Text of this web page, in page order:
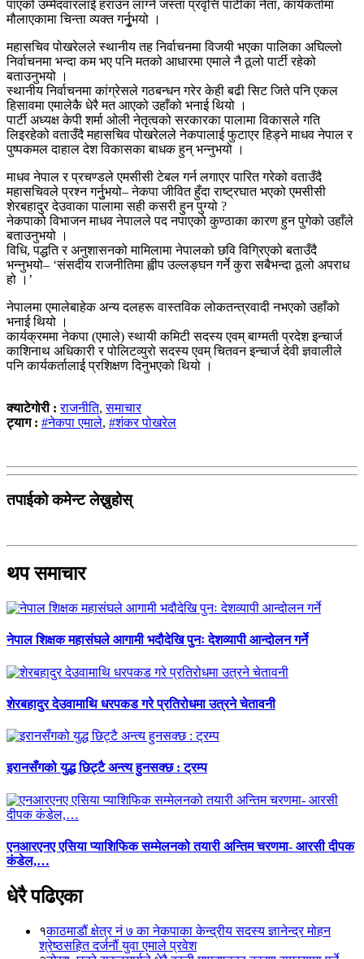
पाएको उम्मेदवारलाई हराउन लाग्ने जस्ता प्रवृत्ति पार्टीका नेता, कार्यकर्तामा
मौलाएकामा चिन्ता व्यक्त गर्नुृभयो ।
महासचिव पोखरेलले स्थानीय तह निर्वाचनमा विजयी भएका पालिका अघिल्लो
निर्वाचनमा भन्दा कम भए पनि मतको आधारमा एमाले नै ठूलो पार्टी रहेको
बताउनुभयो ।
स्थानीय निर्वाचनमा कांग्रेसले गठबन्धन गरेर केही बढी सिट जिते पनि एकल
हिसावमा एमालेकै धेरै मत आएको उहाँको भनाई थियो ।
पार्टी अध्यक्ष केपी शर्मा ओली नेतृत्वको सरकारका पालामा विकासले गति
लिइरहेको वताउँदै महासचिव पोखरेलले नेकपालाई फुटाएर हिड्ने माधव नेपाल र
पुष्पकमल दाहाल देश विकासका बाधक हुन् भन्नुभयो ।
माधव नेपाल र प्रचण्डले एमसीसी टेबल गर्न लगाएर पारित गरेको वताउँदै
महासचिवले प्रश्न गर्नुुभयो– नेकपा जीवित हुँदा राष्ट्रघात भएको एमसीसी
शेरबहादुर देउवाका पालामा सही कसरी हुन पुग्यो ?
नेकपाको विभाजन माधव नेपालले पद नपाएको कुण्ठाका कारण हुन पुगेको उहाँले
बताउनुभयो ।
विधि, पद्धति र अनुशासनको मामिलामा नेपालको छवि विग्रिएको बताउँदै
भन्नुभयो– ‘संसदीय राजनीतिमा ह्वीप उल्लङ्घन गर्ने कुरा सबैभन्दा ठूलो अपराध
हो ।’
नेपालमा एमालेबाहेक अन्य दलहरू वास्तविक लोकतन्त्रवादी नभएको उहाँको
भनाई थियो ।
कार्यक्रममा नेकपा (एमाले) स्थायी कमिटी सदस्य एवम् बाग्मती प्रदेश इन्चार्ज
काशिनाथ अधिकारी र पोलिटव्युरो सदस्य एवम् चितवन इन्चार्ज देवी ज्ञवालीले
पनि कार्यकर्तालाई प्रशिक्षण दिनुभएको थियो ।
क्याटेगोरी :राजनीति,समाचार
ट्याग : #नेकपा एमाले, #शंकर पोखरेल
तपाईको कमेन्ट लेख्नुहोस्
थप समाचार
नेपाल शिक्षक महासंघले आगामी भदौदेखि पुनः देशव्यापी आन्दोलन गर्ने
शेरबहादुर देउवामाथि धरपकड गरे प्रतिरोधमा उत्रने चेतावनी
इरानसँगको युद्ध छिट्टै अन्त्य हुनसक्छ : ट्रम्प
एनआरएनए एसिया प्याशिफिक सम्मेलनको तयारी अन्तिम चरणमा- आरसी दीपक
कंडेल,…
धेरै पढिएका
१काठमाडौं क्षेत्र नं ७ का नेकपाका केन्द्रीय सदस्य ज्ञानेन्द्र मोहन
श्रेष्ठसहित दर्जनौं युवा एमाले प्रवेश